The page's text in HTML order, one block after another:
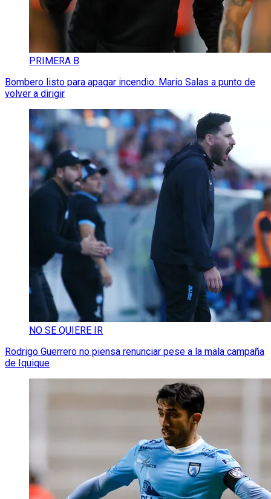
PRIMERA B
Bombero listo para apagar incendio: Mario Salas a punto de
volver a dirigir
NO SE QUIERE IR
Rodrigo Guerrero no piensa renunciar pese a la mala campaña
de Iquique